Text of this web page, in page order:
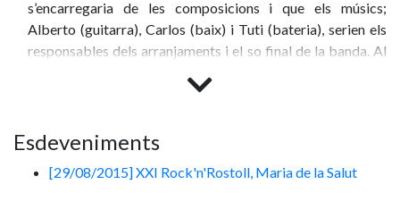
s’encarregaria de les composicions i que els músics;
Alberto (guitarra), Carlos (baix) i Tuti (bateria), serien els
responsables dels arranjaments i el so final de la banda. Al
Vamp. Des de llavors les actuacions en directe van ser
de l’illa.
Amb el canvi d’any es va fer urgent la necessitat de
Esdeveniments
[29/08/2015] XXI Rock'n'Rostoll, Maria de la Salut